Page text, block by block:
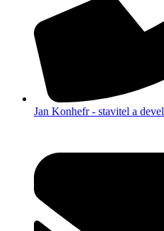
Jan Konhefr - stavitel a